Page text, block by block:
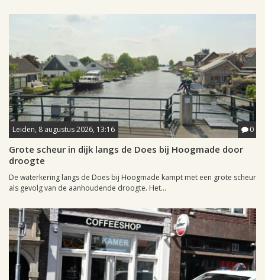
Leiden, 8 augustus 2026, 13:16 0
Grote scheur in dijk langs de Does bij Hoogmade door
droogte
De waterkering langs de Does bij Hoogmade kampt met een grote scheur
als gevolg van de aanhoudende droogte. Het...